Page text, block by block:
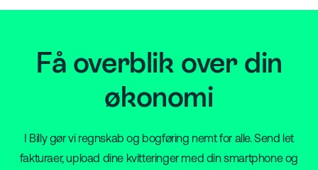
Få overblik over din
økonomi
I Billy gør vi regnskab og bogføring nemt for alle. Send let
fakturaer, upload dine kvitteringer med din smartphone og